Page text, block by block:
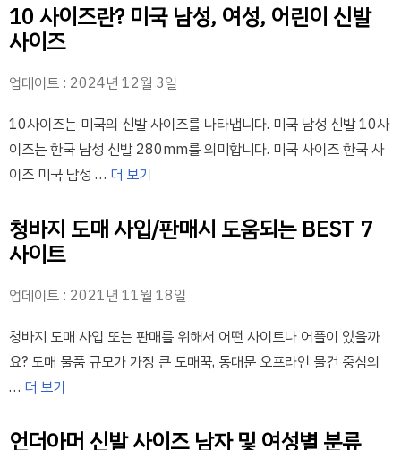
10 사이즈란? 미국 남성, 여성, 어린이 신발
사이즈
업데이트 : 2024년 12월 3일
10사이즈는 미국의 신발 사이즈를 나타냅니다. 미국 남성 신발 10사
이즈는 한국 남성 신발 280mm를 의미합니다. 미국 사이즈 한국 사
이즈 미국 남성 … 더 보기
청바지 도매 사입/판매시 도움되는 BEST 7
사이트
업데이트 : 2021년 11월 18일
청바지 도매 사입 또는 판매를 위해서 어떤 사이트나 어플이 있을까
요? 도매 물품 규모가 가장 큰 도매꾹, 동대문 오프라인 물건 중심의
… 더 보기
언더아머 신발 사이즈 남자 및 여성별 분류